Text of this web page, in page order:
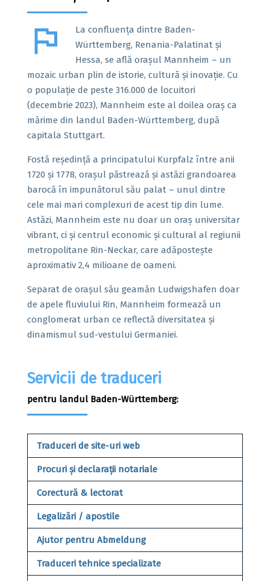
flag
La confluența dintre Baden-
Württemberg, Renania-Palatinat și
Hessa, se află orașul Mannheim – un
mozaic urban plin de istorie, cultură și inovație. Cu
o populație de peste 316.000 de locuitori
(decembrie 2023), Mannheim este al doilea oraș ca
mărime din landul Baden-Württemberg, după
capitala Stuttgart.
Fostă reședință a principatului Kurpfalz între anii
1720 și 1778, orașul păstrează și astăzi grandoarea
barocă în impunătorul său palat – unul dintre
cele mai mari complexuri de acest tip din lume.
Astăzi, Mannheim este nu doar un oraș universitar
vibrant, ci și centrul economic și cultural al regiunii
metropolitane Rin-Neckar, care adăpostește
aproximativ 2,4 milioane de oameni.
Separat de orașul său geamăn Ludwigshafen doar
de apele fluviului Rin, Mannheim formează un
conglomerat urban ce reflectă diversitatea și
dinamismul sud-vestului Germaniei.
Servicii de traduceri
pentru landul Baden-Württemberg:
Traduceri de site-uri web
Procuri și declarații notariale
Corectură & lectorat
Legalizări / apostile
Ajutor pentru Abmeldung
Traduceri tehnice specializate